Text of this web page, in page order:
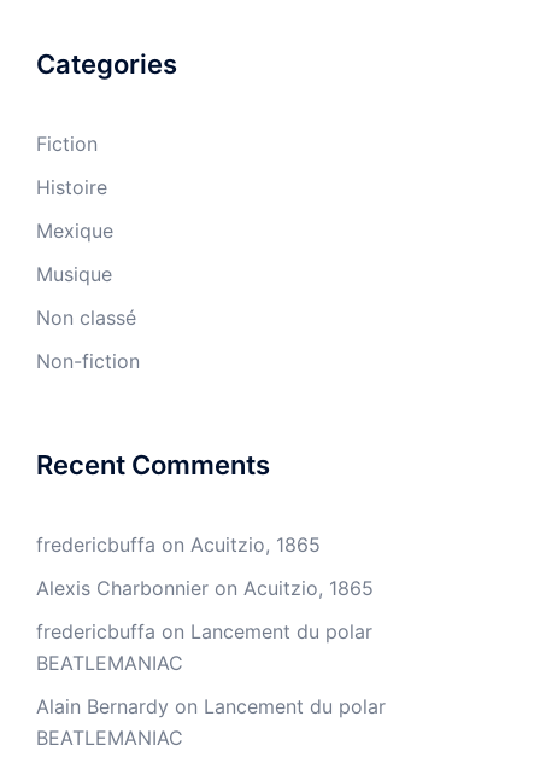
Categories
Fiction
Histoire
Mexique
Musique
Non classé
Non-fiction
Recent Comments
fredericbuffa on Acuitzio, 1865
Alexis Charbonnier on Acuitzio, 1865
fredericbuffa on Lancement du polar
BEATLEMANIAC
Alain Bernardy on Lancement du polar
BEATLEMANIAC